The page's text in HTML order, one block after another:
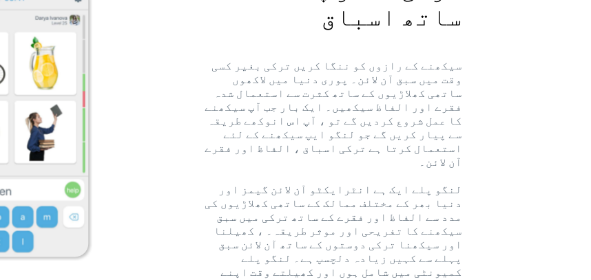
ساتھ اسباق
سیکھنے کے رازوں کو ننگا کریں ترکی بغیر کسی
وقت میں سبق آن لائن۔ پوری دنیا میں لاکھوں
ساتھی کھلاڑیوں کے ساتھ کثرت سے استعمال شدہ
فقرے اور الفاظ سیکھیں۔ ایک بار جب آپ سیکھنے
کا عمل شروع کردیں گے تو ، آپ اس انوکھے طریقہ
سے پیار کریں گے جو لنگو ایپ سیکھنے کے لئے
استعمال کرتا ہے ترکی اسباق ، الفاظ اور فقرے
آن لائن۔
لنگو پلے ایک ہے انٹرایکٹو آن لائن گیمز اور
دنیا بھر کے مختلف ممالک کے ساتھی کھلاڑیوں کی
مدد سے الفاظ اور فقرے کے ساتھ ترکی میں سبق
سیکھنے کا تفریحی اور موثر طریقہ۔ ، کھیلنا
اور سیکھنا ترکی دوستوں کے ساتھ آن لائن سبق
پہلے سے کہیں زیادہ دلچسپ ہے۔ لنگو پلے
کمیونٹی میں شامل ہوں اور کھیلتے وقت اپنے